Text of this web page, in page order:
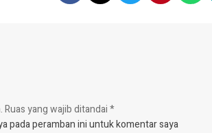
Ruas yang wajib ditandai*
pada peramban ini untuk komentar saya